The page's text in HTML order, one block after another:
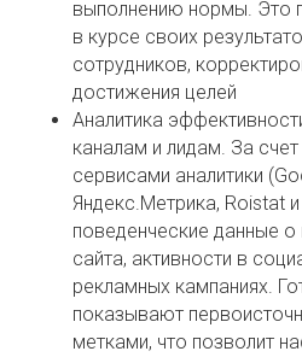
выполнению нормы. Это
в курсе своих
сотрудников,
достижения целей
Аналитика
каналам и лидам. За счет
сервисами аналитики
Яндекс.Метрика, Roistat
поведенческие данные
сайта, активности в
рекламных кампаниях.
показывают
метками, что позволит